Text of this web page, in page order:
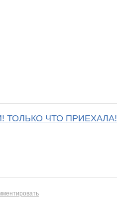
ТОЛЬКО ЧТО ПРИЕХАЛА!